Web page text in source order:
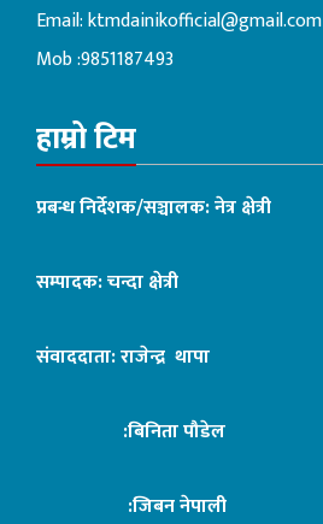
Email:ktmdainikofficial@gmail.com
Mob :9851187493
हाम्रो टिम
प्रबन्ध निर्देशक/सञ्चालक: नेत्र क्षेत्री
सम्पादक: चन्दा क्षेत्री
संवाददाता: राजेन्द्र थापा
:बिनिता पौडेल
:जिबन नेपाली